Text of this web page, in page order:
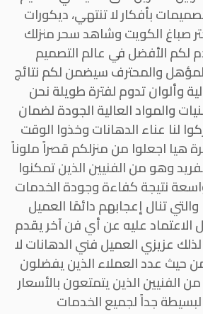
بأفكار لا تنتهي، ديكورات
صباغ الكويت وشاهد سحر منزلك
لكم الأفضل في عالم التصميم
المؤهل والمحترف سيضمن لكم نتائج
وألوان تدوم لفترة طويلة نحن
والمواد العالية الجودة لضمان
لنا عناء الدهانات وخذوا الوقت
هيا اجعلوا من منزلكم قصراً ملوناً
وهو من الفنيين الذين تمكنوا
نتيجة كفاءة وجودة الخدمات
تنال إعجابهم دائمًا العميل
عليه عن أي فن آخر يقدم
عزيزي العميل فني الدهانات لا
من حيث عدد العملاء الذين يفضلون
الفنيين الذين يتمتعون بالأسعار
جداً لجميع الخدمات